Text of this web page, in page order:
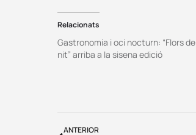
Relacionats
Gastronomia i oci nocturn: “Flors de
nit” arriba a la sisena edició
ANTERIOR